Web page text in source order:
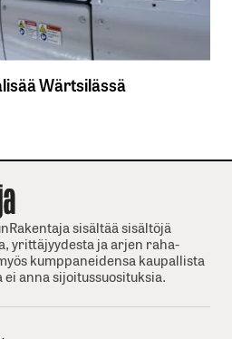
Wärtsilässä
sisältää sisältöjä
yrittäjyydesta ja arjen raha-
kumppaneidensa kaupallista
anna sijoitussuosituksia.